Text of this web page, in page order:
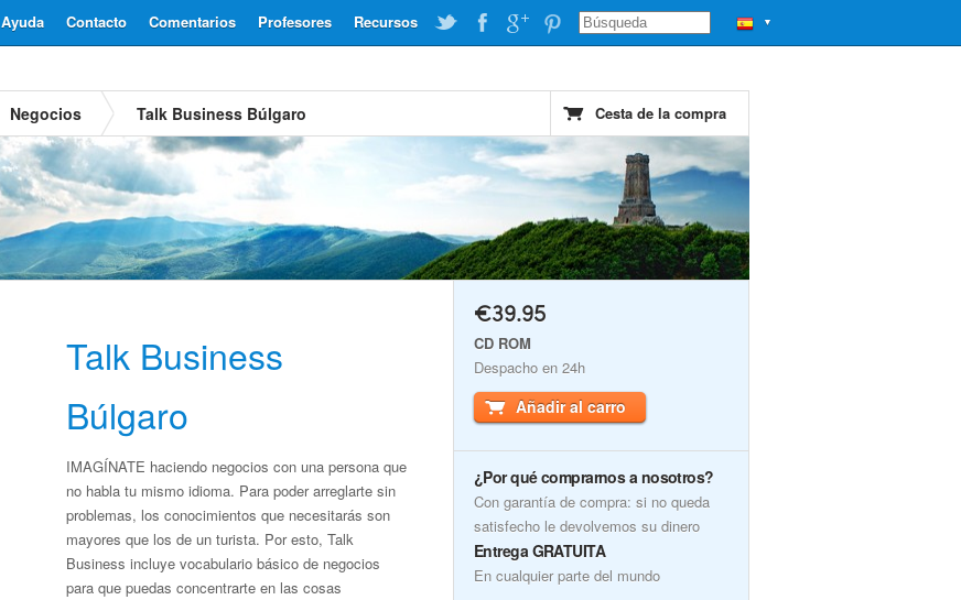
▼
Recursos
Profesores
Comentarios
Contacto
Ayuda
Negocios Talk Business Búlgaro Cesta de la compra
Talk Business
Búlgaro
IMAGÍNATE haciendo negocios con una persona que
no habla tu mismo idioma. Para poder arreglarte sin
problemas, los conocimientos que necesitarás son
mayores que los de un turista. Por esto, Talk
Business incluye vocabulario básico de negocios
para que puedas concentrarte en las cosas
€39.95
CD ROM
Despacho en 24h
Añadir al carro
¿Por qué comprarnos a nosotros?
Con garantía de compra: si no queda
satisfecho le devolvemos su dinero
Entrega GRATUITA
En cualquier parte del mundo